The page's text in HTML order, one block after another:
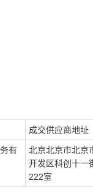
成交供应商地址
有
北京北京市北京
开发区科创十一
222室